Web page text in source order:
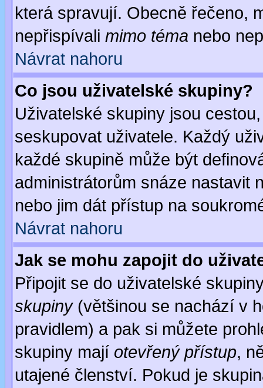
která spravují. Obecně řečeno,
nepřispívali mimo téma nebo
Návrat nahoru
Co jsou uživatelské skupiny?
Uživatelské skupiny jsou
seskupovat uživatele. Každý
každé skupině může být
administrátorům snáze nastavit
nebo jim dát přístup na
Návrat nahoru
Jak se mohu zapojit do
Připojit se do uživatelské
skupiny(většinou se nachází v
pravidlem) a pak si můžete
skupiny mají otevřený přístup,
utajené členství. Pokud je